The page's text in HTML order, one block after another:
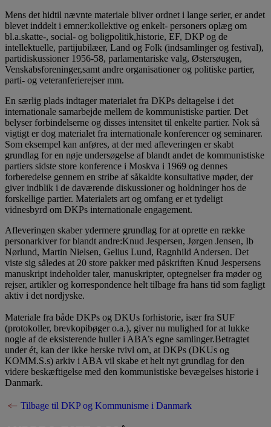
Mens det hidtil nævnte materiale bliver ordnet i lange serier, er andet
blevet inddelt i emner:kollektive og enkelt- personers oplæg om
bl.a.skatte-, social- og boligpolitik,historie, EF, DKP og de
intellektuelle, partijubilæer, Land og Folk (indsamlinger og festival),
partidiskussioner 1956-58, parlamentariske valg, Østersøugen,
Venskabsforeninger,samt andre organisationer og politiske partier,
parti- og veteranferierejser mm.
En særlig plads indtager materialet fra DKPs deltagelse i det
internationale samarbejde mellem de kommunistiske partier. Det
belyser forbindelserne og disses intensitet til enkelte partier. Nok så
vigtigt er dog materialet fra internationale konferencer og seminarer.
Som eksempel kan anføres, at der med afleveringen er skabt
grundlag for en nøje undersøgelse af blandt andet de kommunistiske
partiers sidste store konference i Moskva i 1969 og dennes
forberedelse gennem en stribe af såkaldte konsultative møder, der
giver indblik i de daværende diskussioner og holdninger hos de
forskellige partier. Materialets art og omfang er et tydeligt
vidnesbyrd om DKPs internationale engagement.
Afleveringen skaber ydermere grundlag for at oprette en række
personarkiver for blandt andre:Knud Jespersen, Jørgen Jensen, Ib
Nørlund, Martin Nielsen, Gelius Lund, Ragnhild Andersen. Det
viste sig således at 20 store pakker med påskriften Knud Jespersens
manuskript indeholder taler, manuskripter, optegnelser fra møder og
rejser, artikler og korrespondence helt tilbage fra hans tid som fagligt
aktiv i det nordjyske.
Materiale fra både DKPs og DKUs forhistorie, især fra SUF
(protokoller, brevkopibøger o.a.), giver nu mulighed for at lukke
nogle af de eksisterende huller i ABA’s egne samlinger.Betragtet
under ét, kan der ikke herske tvivl om, at DKPs (DKUs og
KOMM.S.s) arkiv i ABA vil skabe et helt nyt grundlag for den
videre beskæftigelse med den kommunistiske bevægelses historie i
Danmark.
Tilbage til DKP og Kommunisme i Danmark